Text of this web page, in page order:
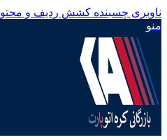
ناوبری چسبنده کشش ردیف و محتوا
منو